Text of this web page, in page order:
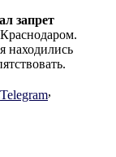
запрет
находились
,